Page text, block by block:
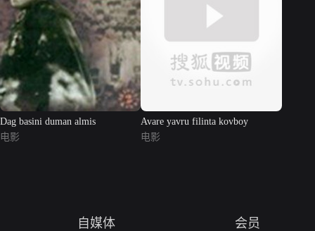
Dag basini duman almis
电影
Avare yavru filinta kovboy
电影
自媒体 会员